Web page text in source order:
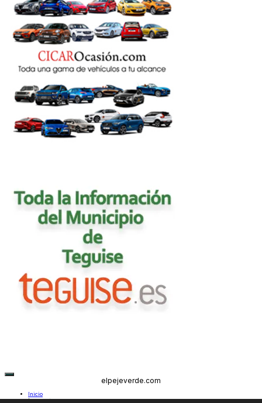
elpejeverde.com
Inicio
Lanzarote